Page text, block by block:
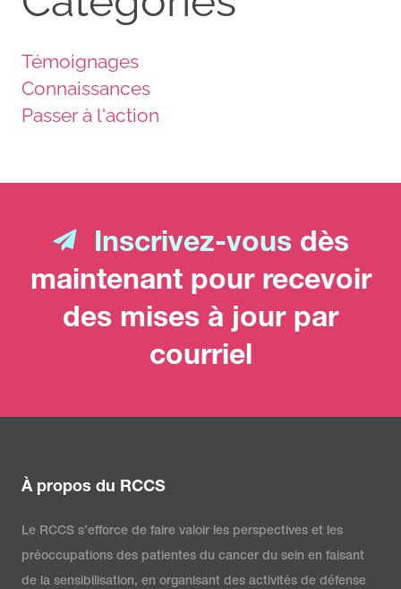
Témoignages
Connaissances
Passer à l'action
Inscrivez-vous dès
maintenant pour recevoir
des mises à jour par
courriel
À propos du RCCS
Le RCCS s’efforce de faire valoir les perspectives et les
préoccupations des patientes du cancer du sein en faisant
de la sensibilisation, en organisant des activités de défense